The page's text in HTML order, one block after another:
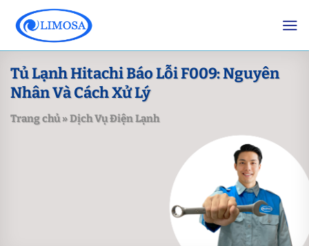
content
Tủ Lạnh Hitachi Báo Lỗi F009: Nguyên
Nhân Và Cách Xử Lý
Trang chủ»Dịch Vụ Điện Lạnh